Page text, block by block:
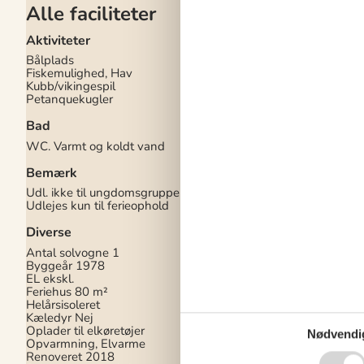
Alle faciliteter
Aktiviteter
Bålplads
Fiskemulighed, Hav
Kubb/vikingespil
Petanquekugler
Bad
WC. Varmt og koldt vand
Bemærk
Udl. ikke til ungdomsgrupper
Udlejes kun til ferieophold
Diverse
Antal solvogne 1
Byggeår 1978
EL ekskl.
Feriehus 80 m²
Helårsisoleret
Kæledyr Nej
Oplader til elkøretøjer
Opvarmning, Elvarme
Renoveret 2018
Delvis gulvvarme
Indendørs aktiv.